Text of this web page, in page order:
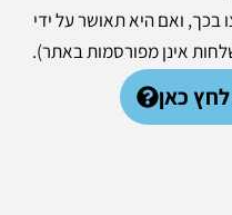
ואם היא תאושר על ידי
אינן מפורסמות באתר).
כאן